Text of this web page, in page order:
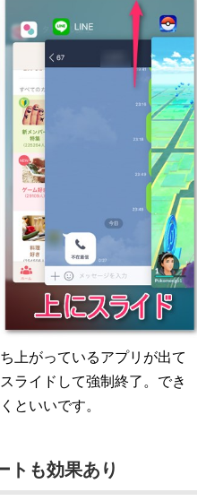
上がっているアプリが出て
ライドして強制終了。でき
といいです。
トも効果あり